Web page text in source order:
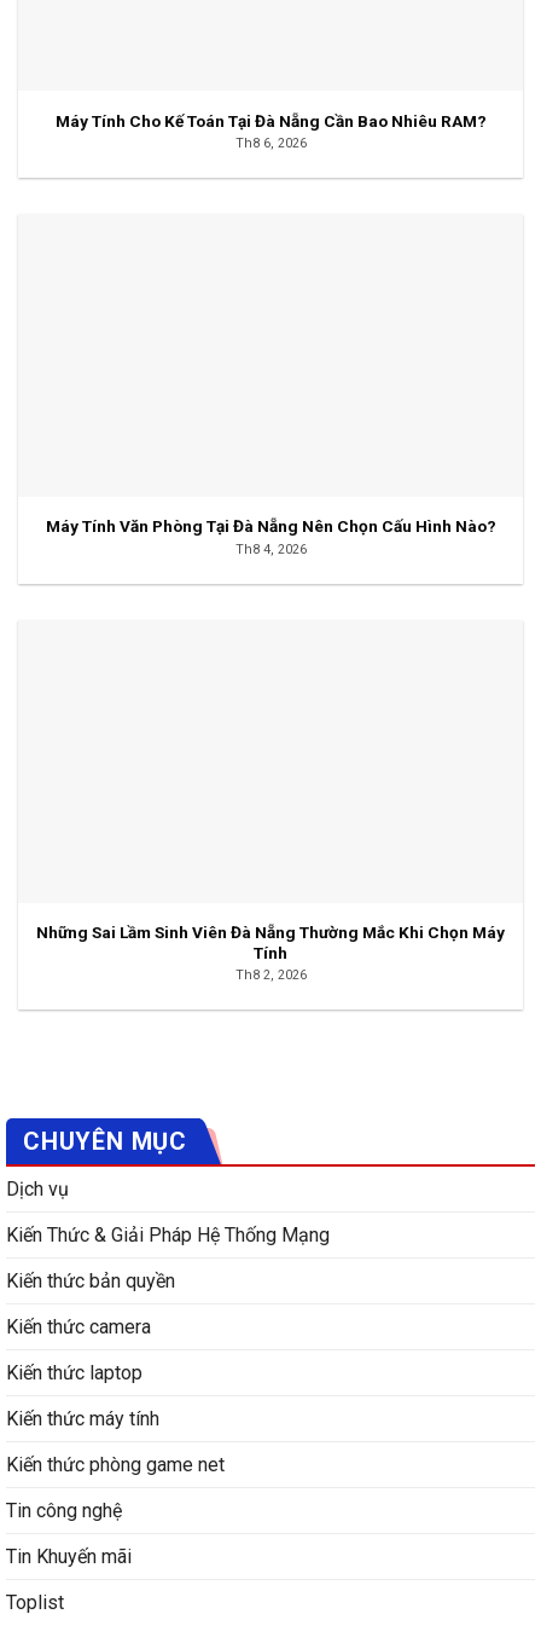
Máy Tính Cho Kế Toán Tại Đà Nẵng Cần Bao Nhiêu RAM?
Th8 6, 2026
Máy Tính Văn Phòng Tại Đà Nẵng Nên Chọn Cấu Hình Nào?
Th8 4, 2026
Những Sai Lầm Sinh Viên Đà Nẵng Thường Mắc Khi Chọn Máy
Tính
Th8 2, 2026
CHUYÊN MỤC
Dịch vụ
Kiến Thức & Giải Pháp Hệ Thống Mạng
Kiến thức bản quyền
Kiến thức camera
Kiến thức laptop
Kiến thức máy tính
Kiến thức phòng game net
Tin công nghệ
Tin Khuyến mãi
Toplist